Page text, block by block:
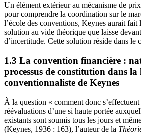
Un élément extérieur au mécanisme de
pour comprendre la coordination sur le
l’école des conventions, Keynes aurait fait
solution au vide théorique que laisse
d’incertitude. Cette solution réside dans le
1.3 La convention financière :
processus de constitution dans la
conventionnaliste de Keynes
À la question « comment donc
réévaluations d’une si haute portée
existants sont soumis tous les jours et
(Keynes, 1936 : 163), l’auteur de la